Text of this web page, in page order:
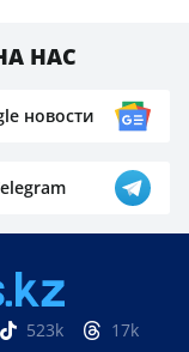
НАС
новости
523k 17k